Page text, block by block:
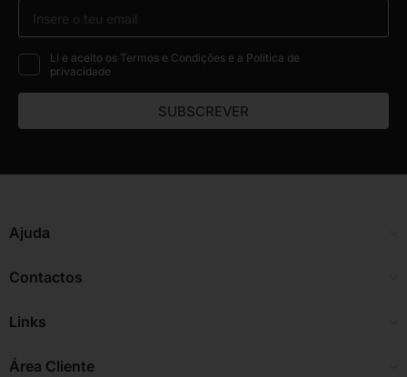
Li e aceito os Termos e Condições e a Política de
privacidade
SUBSCREVER
Ajuda
Contactos
Links
Área Cliente